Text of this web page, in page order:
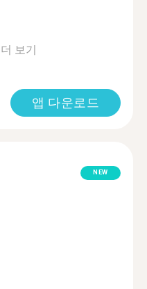
더 보기
앱 다운로드
NEW